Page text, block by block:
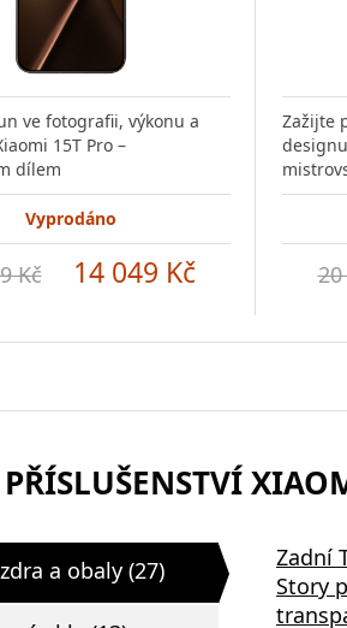
ve fotografii, výkonu a
15T Pro –
dílem
Vyprodáno
Kč 14 049 Kč
Zažijte
20
a obaly (27)
Zadní
Story